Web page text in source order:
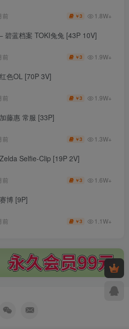
前 ￥3 1.8W+
碧蓝档案 TOKI兔兔 [43P 10V]
前 ￥3 1.9W+
色OL [70P 3V]
前 ￥3 1.9W+
藤惠 常服 [33P]
前 ￥3 1.3W+
Selfie-Clip [19P 2V]
前 ￥3 1.6W+
博 [9P]
前 ￥3 1.1W+